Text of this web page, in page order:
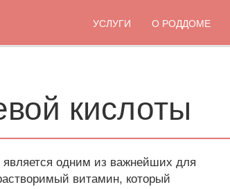
УСЛУГИ О РОДДОМЕ
кислоты
является одним из важнейших для
витамин, который